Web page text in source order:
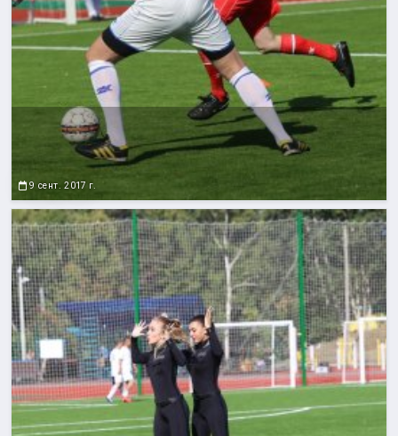
9 сент. 2017 г.